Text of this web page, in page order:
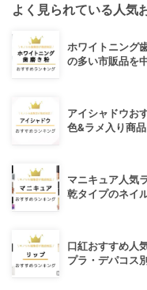
よく見られている人気
ホワイトニング
の多い市販品を
アイシャドウお
色&ラメ入り商品
マニキュア人気
乾タイプのネイ
口紅おすすめ人
プラ・デパコス